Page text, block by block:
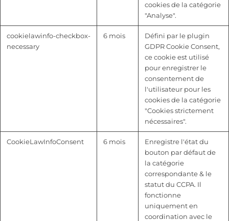
cookies de la catégorie
"Analyse".
cookielawinfo-checkbox-
necessary
6 mois
Défini par le plugin
GDPR Cookie Consent,
ce cookie est utilisé
pour enregistrer le
consentement de
l'utilisateur pour les
cookies de la catégorie
"Cookies strictement
nécessaires".
CookieLawInfoConsent 6 mois
Enregistre l'état du
bouton par défaut de
la catégorie
correspondante & le
statut du CCPA. Il
fonctionne
uniquement en
coordination avec le